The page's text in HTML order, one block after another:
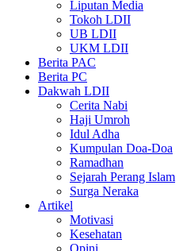
Liputan Media
Tokoh LDII
UB LDII
UKM LDII
Berita PAC
Berita PC
Dakwah LDII
Cerita Nabi
Haji Umroh
Idul Adha
Kumpulan Doa-Doa
Ramadhan
Sejarah Perang Islam
Surga Neraka
Artikel
Motivasi
Kesehatan
Opini